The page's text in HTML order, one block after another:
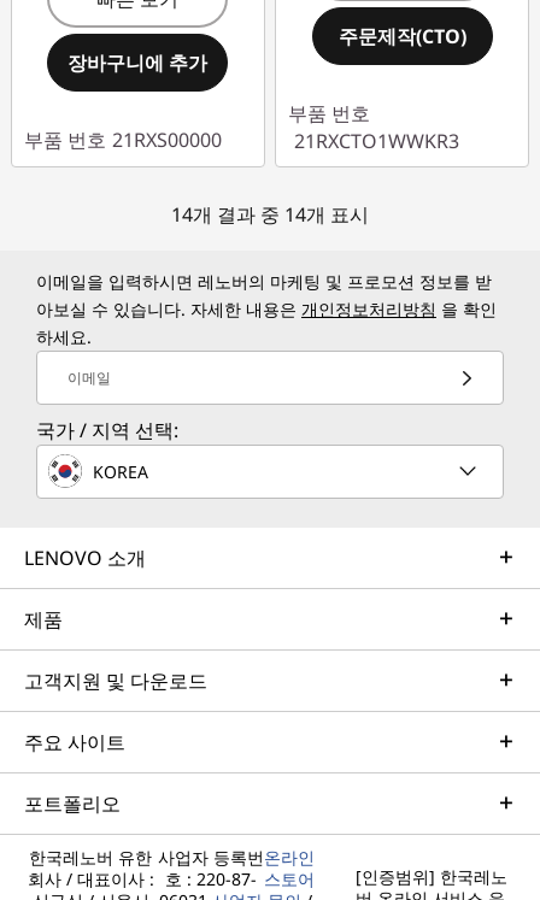
장바구니에 추가
부품 번호 21RXS00000
주문제작(CTO)
부품 번호
21RXCTO1WWKR3
14개 결과 중 14개 표시
이메일을 입력하시면 레노버의 마케팅 및 프로모션 정보를 받
아보실 수 있습니다. 자세한 내용은 개인정보처리방침 을 확인
하세요.
이메일
국가 / 지역 선택:
KOREA
LENOVO 소개
제품
고객지원 및 다운로드
주요 사이트
포트폴리오
한국레노버 유한
회사 / 대표이사 :
사업자 등록번
호 : 220-87-
온라인
스토어
[인증범위] 한국레노